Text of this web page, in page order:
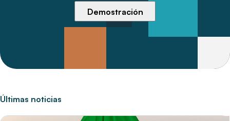
Demostración
Últimas noticias